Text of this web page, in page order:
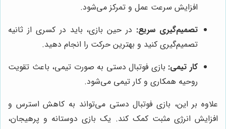
افزایش سرعت عمل و تمرکز می‌شود.
تصمیم‌گیری سریع: در حین بازی، باید در کسری از ثانیه
تصمیم‌گیری کنید و بهترین حرکت را انجام دهید.
کار تیمی: بازی فوتبال دستی به صورت تیمی، باعث تقویت
روحیه همکاری و کار تیمی می‌شود.
علاوه بر این، بازی فوتبال دستی می‌تواند به کاهش استرس و
افزایش انرژی مثبت کمک کند. یک بازی دوستانه و پرهیجان،